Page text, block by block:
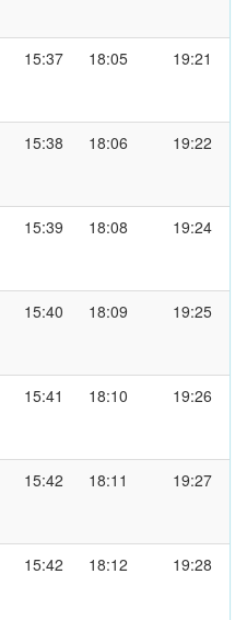
15:37 18:05 19:21
15:38 18:06 19:22
15:39 18:08 19:24
15:40 18:09 19:25
15:41 18:10 19:26
15:42 18:11 19:27
15:42 18:12 19:28